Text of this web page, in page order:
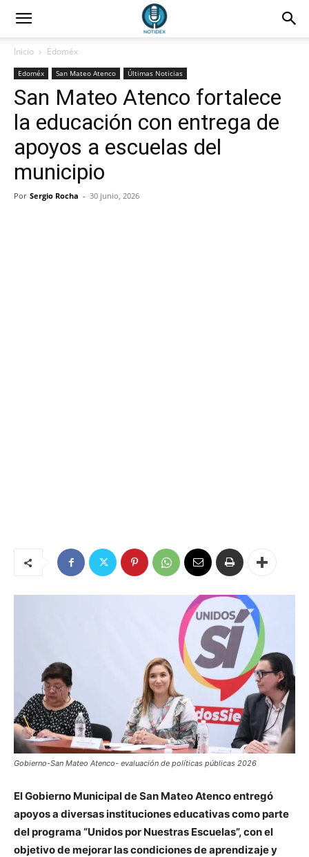
Inicio Edoméx
Edoméx San Mateo Atenco Últimas Noticias
San Mateo Atenco fortalece
la educación con entrega de
apoyos a escuelas del
municipio
Por Sergio Rocha - 30 junio, 2026
Gobierno-San Mateo Atenco- evaluación de políticas públicas 2026
El Gobierno Municipal de San Mateo Atenco entregó
apoyos a diversas instituciones educativas como parte
del programa “Unidos por Nuestras Escuelas”, con el
objetivo de mejorar las condiciones de aprendizaje y